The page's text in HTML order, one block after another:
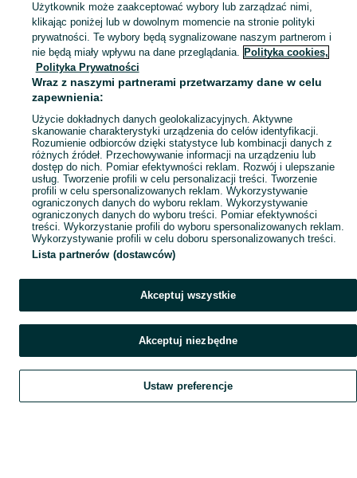
ubranko do chrztu dla chłopca,ubranko do chrztu dla dziewczynki,ubranko
Zobacz
Mapa kategorii
Mapa miejscowości
Mapa ministron
Szukaj Obserwujesz Dodaj Czat Konto
Użytkownik może zaakceptować wybory lub zarządzać nimi,
klikając poniżej lub w dowolnym momencie na stronie polityki
prywatności. Te wybory będą sygnalizowane naszym partnerom i
nie będą miały wpływu na dane przeglądania. Polityka cookies,
Polityka Prywatności
Wraz z naszymi partnerami przetwarzamy dane w celu
zapewnienia:
Użycie dokładnych danych geolokalizacyjnych. Aktywne
skanowanie charakterystyki urządzenia do celów identyfikacji.
Rozumienie odbiorców dzięki statystyce lub kombinacji danych z
różnych źródeł. Przechowywanie informacji na urządzeniu lub
dostęp do nich. Pomiar efektywności reklam. Rozwój i ulepszanie
usług. Tworzenie profili w celu personalizacji treści. Tworzenie
profili w celu spersonalizowanych reklam. Wykorzystywanie
ograniczonych danych do wyboru reklam. Wykorzystywanie
ograniczonych danych do wyboru treści. Pomiar efektywności
treści. Wykorzystanie profili do wyboru spersonalizowanych reklam.
Wykorzystywanie profili w celu doboru spersonalizowanych treści.
Lista partnerów (dostawców)
Akceptuj wszystkie
Akceptuj niezbędne
Ustaw preferencje